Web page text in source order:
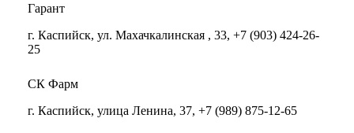
Гарант
г. Каспийск, ул. Махачкалинская , 33, +7 (903) 424-26-
25
СК Фарм
г. Каспийск, улица Ленина, 37, +7 (989) 875-12-65